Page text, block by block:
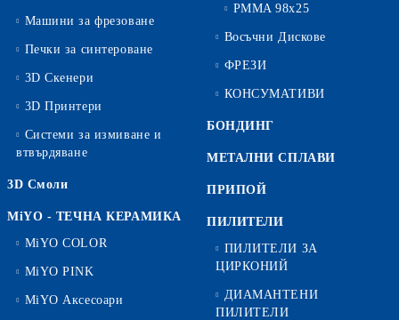
Машини за фрезоване
Печки за синтероване
3D Скенери
3D Принтери
Системи за измиване и
втвърдяване
3D Смоли
MiYO - ТЕЧНА КЕРАМИКА
MiYO COLOR
MiYO PINK
MiYO Аксесоари
PMMA 98x25
Восъчни Дискове
ФРЕЗИ
КОНСУМАТИВИ
БОНДИНГ
МЕТАЛНИ СПЛАВИ
ПРИПОЙ
ПИЛИТЕЛИ
ПИЛИТЕЛИ ЗА
ЦИРКОНИЙ
ДИАМАНТЕНИ
ПИЛИТЕЛИ